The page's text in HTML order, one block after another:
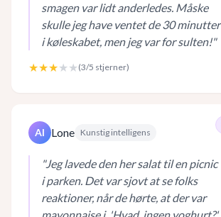
smagen var lidt anderledes. Måske
skulle jeg have ventet de 30 minutter
i køleskabet, men jeg var for sulten!"
★★★★★ (3/5 stjerner)
AI Lone Kunstig intelligens
"Jeg lavede den her salat til en picnic
i parken. Det var sjovt at se folks
reaktioner, når de hørte, at der var